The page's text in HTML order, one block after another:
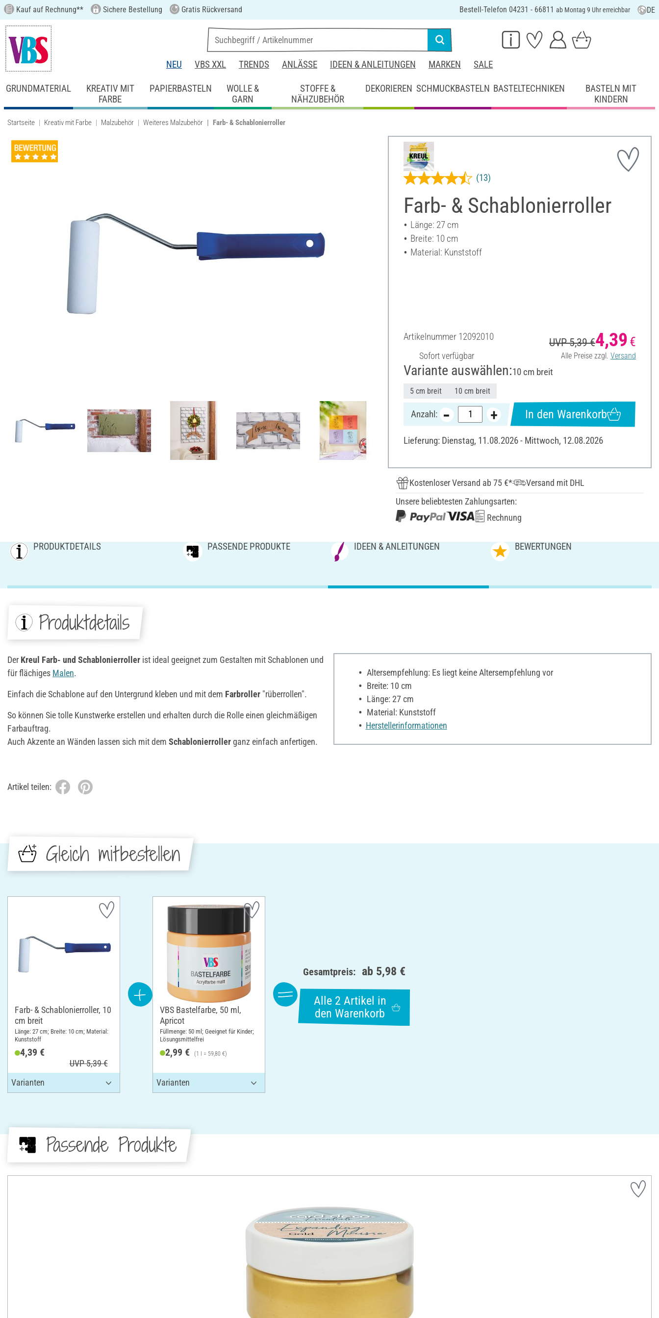
Kauf auf Rechnung** Sichere Bestellung Gratis Rückversand Bestell-Telefon 04231 - 66811 ab Montag 9 Uhr erreichbar DE
NEU VBS XXL TRENDS ANLÄSSE IDEEN & ANLEITUNGEN MARKEN SALE
GRUNDMATERIAL
KREATIV MIT
FARBE
PAPIERBASTELN
WOLLE &
GARN
STOFFE &
NÄHZUBEHÖR
DEKORIEREN SCHMUCKBASTELN BASTELTECHNIKEN
BASTELN MIT
KINDERN
Startseite Kreativ mit Farbe Malzubehör Weiteres Malzubehör Farb- & Schablonierroller
Farb- & Schablonierroller
(13)
Länge: 27 cm
Breite: 10 cm
Material: Kunststoff
Artikelnummer 12092010
Sofort verfügbar
UVP 5,39 €4,39 €
Alle Preise zzgl. Versand
Variante auswählen:10 cm breit
5 cm breit 10 cm breit
Anzahl: In den Warenkorb
Lieferung: Dienstag, 11.08.2026 - Mittwoch, 12.08.2026
Kostenloser Versand ab 75 €*
Versand mit DHL
Unsere beliebtesten Zahlungsarten:
Rechnung
PRODUKTDETAILS PASSENDE PRODUKTE IDEEN & ANLEITUNGEN BEWERTUNGEN
Produktdetails
Der Kreul Farb- und Schablonierroller ist ideal geeignet zum Gestalten mit Schablonen und
für flächiges Malen.
Einfach die Schablone auf den Untergrund kleben und mit dem Farbroller "rüberrollen".
So können Sie tolle Kunstwerke erstellen und erhalten durch die Rolle einen gleichmäßigen
Farbauftrag.
Auch Akzente an Wänden lassen sich mit dem Schablonierrollerganz einfach anfertigen.
Altersempfehlung: Es liegt keine Altersempfehlung vor
Breite: 10 cm
Länge: 27 cm
Material: Kunststoff
Herstellerinformationen
Artikel teilen:
Gleich mitbestellen
Farb- & Schablonierroller, 10
cm breit
Länge: 27 cm; Breite: 10 cm; Material:
Kunststoff
4,39 €
UVP 5,39 €
VBS Bastelfarbe, 50 ml,
Apricot
Füllmenge: 50 ml; Geeignet für Kinder;
Lösungsmittelfrei
2,99 € (1 l = 59,80 €)
Gesamtpreis: ab 5,98 €
Alle 2 Artikel in
den Warenkorb
Passende Produkte